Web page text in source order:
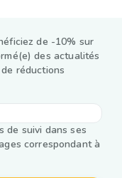
de -10% sur
des actualités
réductions
de suivi dans ses
correspondant à